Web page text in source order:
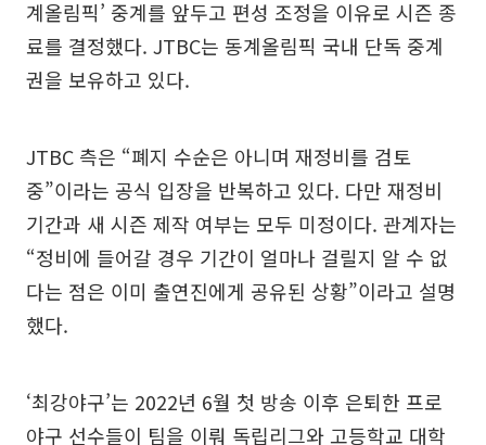
계올림픽’ 중계를 앞두고 편성 조정을 이유로 시즌 종
료를 결정했다. JTBC는 동계올림픽 국내 단독 중계
권을 보유하고 있다.
JTBC 측은 “폐지 수순은 아니며 재정비를 검토
중”이라는 공식 입장을 반복하고 있다. 다만 재정비
기간과 새 시즌 제작 여부는 모두 미정이다. 관계자는
“정비에 들어갈 경우 기간이 얼마나 걸릴지 알 수 없
다는 점은 이미 출연진에게 공유된 상황”이라고 설명
했다.
‘최강야구’는 2022년 6월 첫 방송 이후 은퇴한 프로
야구 선수들이 팀을 이뤄 독립리그와 고등학교 대학